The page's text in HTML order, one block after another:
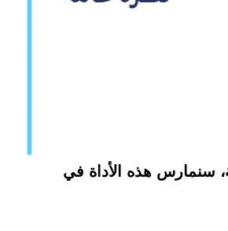
سنمارس هذه الأداة في